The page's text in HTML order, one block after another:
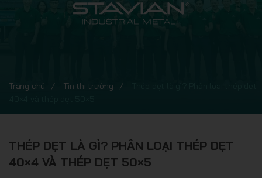
Trang chủ Tin thị trường
THÉP DẸT LÀ GÌ? PHÂN LOẠI THÉP DẸT
40×4 VÀ THÉP DẸT 50×5